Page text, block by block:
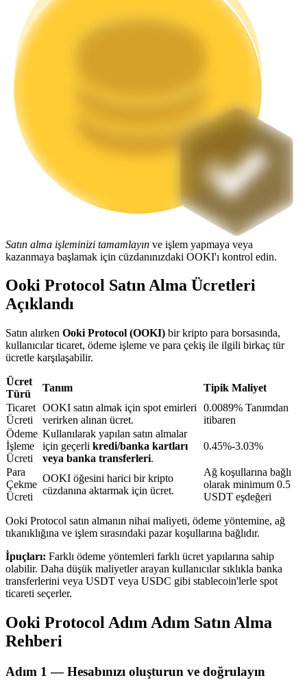
Staking
Launchpool
Popüler token'lar kazanmak için esnek staking
BTR Kilitleme
Kripto destekli borçlanma hizmeti
Otomatik Yatırım
Satın alma işleminizi tamamlayın ve işlem yapmaya veya
kazanmaya başlamak için cüzdanınızdaki OOKI'ı kontrol edin.
Ooki Protocol Satın Alma Ücretleri
Açıklandı
Satın alırken Ooki Protocol (OOKI) bir kripto para borsasında,
kullanıcılar ticaret, ödeme işleme ve para çekiş ile ilgili birkaç tür
ücretle karşılaşabilir.
Ücret
Türü
Tanım
Tipik Maliyet
Ticaret
Ücreti
OOKI satın almak için spot emirleri
verirken alınan ücret.
0.0089% Tanımdan
itibaren
Ödeme
İşleme
Ücreti
Kullanılarak yapılan satın almalar
için geçerli kredi/banka kartları
veya banka transferleri.
0.45%-3.03%
Para
Çekme
Ücreti
OOKI öğesini harici bir kripto
cüzdanına aktarmak için ücret.
Ağ koşullarına bağlı
olarak minimum 0.5
USDT eşdeğeri
Ooki Protocol satın almanın nihai maliyeti, ödeme yöntemine, ağ
tıkanıklığına ve işlem sırasındaki pazar koşullarına bağlıdır.
İpuçları: Farklı ödeme yöntemleri farklı ücret yapılarına sahip
olabilir. Daha düşük maliyetler arayan kullanıcılar sıklıkla banka
transferlerini veya USDT veya USDC gibi stablecoin'lerle spot
ticareti seçerler.
Ooki Protocol Adım Adım Satın Alma
Rehberi
Adım 1 —Hesabınızı oluşturun ve doğrulayın